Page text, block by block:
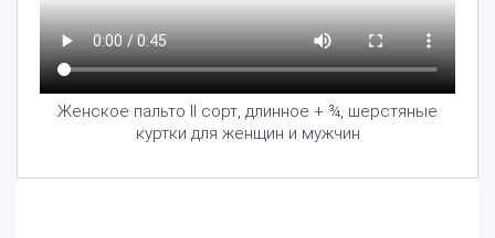
Женское пальто II сорт, длинное + ¾, шерстяные
куртки для женщин и мужчин